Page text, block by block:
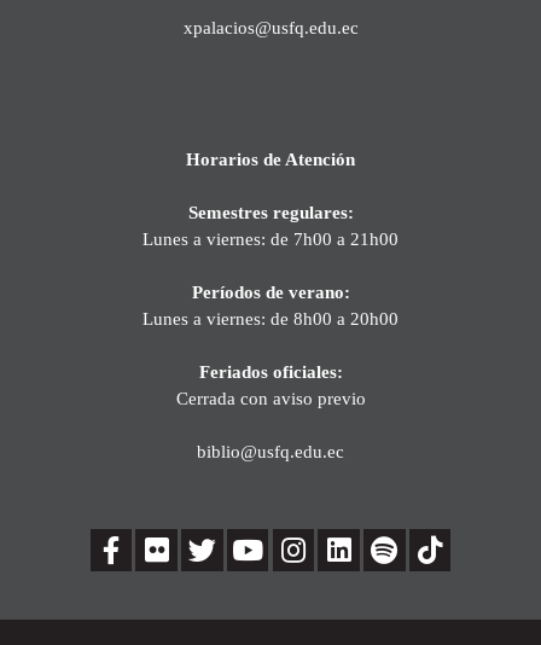
xpalacios@usfq.edu.ec
Horarios de Atención
Semestres regulares:
Lunes a viernes: de 7h00 a 21h00
Períodos de verano:
Lunes a viernes: de 8h00 a 20h00
Feriados oficiales:
Cerrada con aviso previo
biblio@usfq.edu.ec